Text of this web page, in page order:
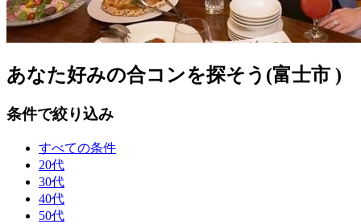
あなた好みの合コンを探そう(富士市 )
条件で絞り込み
すべての条件
20代
30代
40代
50代